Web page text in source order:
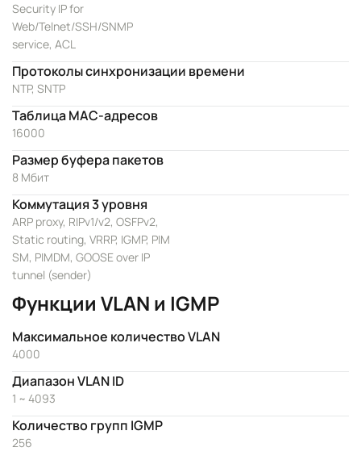
Security IP for
Web/Telnet/SSH/SNMP
service, ACL
Протоколы синхронизации времени
NTP, SNTP
Таблица MAC-адресов
16000
Размер буфера пакетов
8 Мбит
Коммутация 3 уровня
ARP proxy, RIPv1/v2, OSFPv2,
Static routing, VRRP, IGMP, PIM
SM, PIMDM, GOOSE over IP
tunnel (sender)
Функции VLAN и IGMP
Максимальное количество VLAN
4000
Диапазон VLAN ID
1 ~ 4093
Количество групп IGMP
256